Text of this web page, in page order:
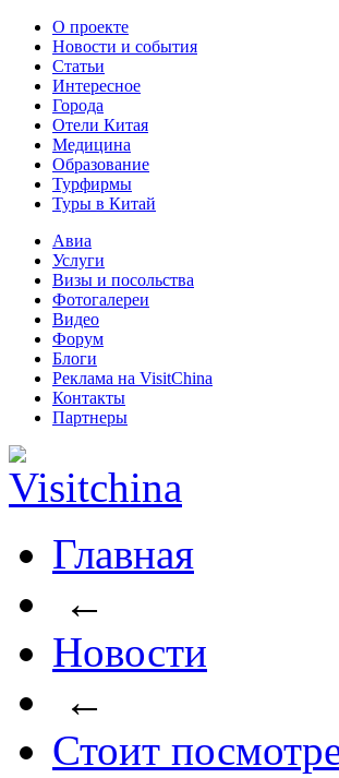
О проекте
Новости и события
Статьи
Интересное
Города
Отели Китая
Медицина
Образование
Турфирмы
Туры в Китай
Авиа
Услуги
Визы и посольства
Фотогалереи
Видео
Форум
Блоги
Реклама на VisitChina
Контакты
Партнеры
Главная
←
Новости
←
Стоит